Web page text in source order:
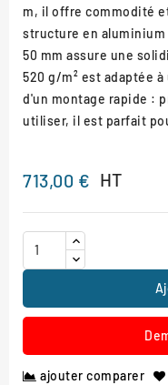
m, il offre commodité
structure en aluminium
50 mm assure une
520 g/m² est adaptée
d'un montage rapide :
utiliser, il est parfait
713,00 € HT
ajouter comparer